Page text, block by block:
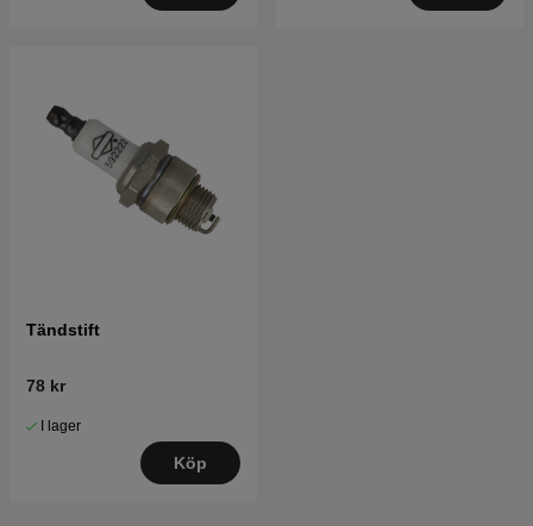
Tändstift
78 kr
I lager
Köp